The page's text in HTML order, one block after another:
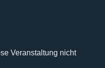
Veranstaltung nicht